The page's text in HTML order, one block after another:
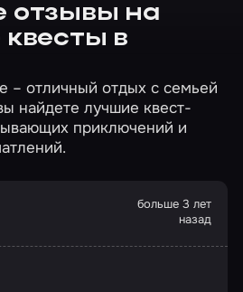
отзывы на
квесты в
– отличный отдых с семьей
найдете лучшие квест-
приключений и
больше 3 лет
назад